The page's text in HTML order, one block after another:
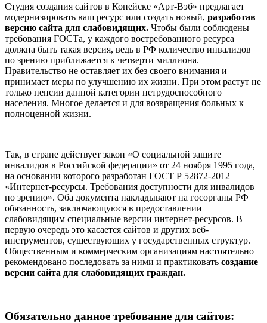
Студия создания сайтов в Копейске «Арт-Вэб» предлагает
модернизировать ваш ресурс или создать новый, разработав
версию сайта для слабовидящих. Чтобы были соблюдены
требования ГОСТа, у каждого востребованного ресурса
должна быть такая версия, ведь в РФ количество инвалидов
по зрению приближается к четверти миллиона.
Правительство не оставляет их без своего внимания и
принимает меры по улучшению их жизни. При этом растут не
только пенсии данной категории нетрудоспособного
населения. Многое делается и для возвращения больных к
полноценной жизни.
Так, в стране действует закон «О социальной защите
инвалидов в Российской федерации» от 24 ноября 1995 года,
на основании которого разработан ГОСТ Р 52872-2012
«Интернет-ресурсы. Требования доступности для инвалидов
по зрению». Оба документа накладывают на госорганы РФ
обязанность, заключающуюся в предоставлении
слабовидящим специальные версии интернет-ресурсов. В
первую очередь это касается сайтов и других веб-
инструментов, существующих у государственных структур.
Общественным и коммерческим организациям настоятельно
рекомендовано последовать за ними и практиковать создание
версии сайта для слабовидящих граждан.
Обязательно данное требование для сайтов: